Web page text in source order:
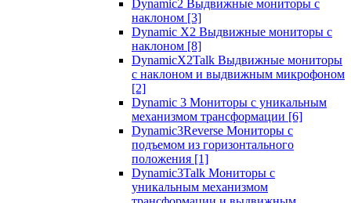
Dynamic2 Выдвижные мониторы с
наклоном [3]
Dynamic X2 Выдвижные мониторы с
наклоном [8]
DynamicX2Talk Выдвижные мониторы
с наклоном и выдвижным микрофоном
[2]
Dynamic 3 Мониторы с уникальным
механизмом трансформации [6]
Dynamic3Reverse Мониторы с
подъемом из горизонтального
положения [1]
Dynamic3Talk Мониторы с
уникальным механизмом